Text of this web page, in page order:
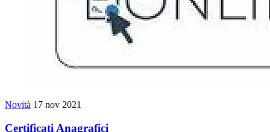
Novità 17 nov 2021
Certificati Anagrafici